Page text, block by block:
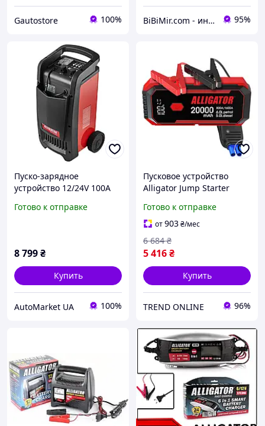
Gautostore 100% BiBiMir.com - интернет-магазин автоаксессуаров 95%
Пуско-зарядное
устройство 12/24V 100A
1000Ah свинцово-
Alligator
Готово к отправке
8 799₴
Купить
AutoMarket UA 100%
Пусковое устройство
Alligator Jump Starter
Smart-клеммами
Готово к отправке
от903₴/мес
5 416₴
6 684 ₴
Купить
TREND ONLINE 96%